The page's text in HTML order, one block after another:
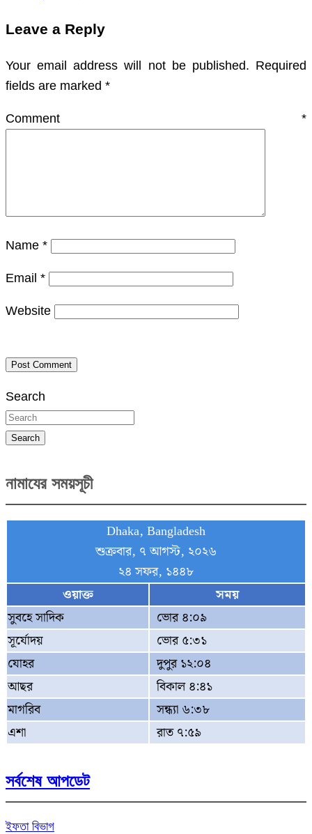
Leave a Reply
Your email address will not be published. Required
fields are marked *
Comment *
Name *
Email *
Website
Search
Search
নামাযের সময়সূচী
Dhaka, Bangladesh
শুক্রবার, ৭ আগস্ট, ২০২৬
২৪ সফর, ১৪৪৮
ওয়াক্ত
সময়
সুবহে সাদিক
ভোর ৪:০৯
সূর্যোদয়
ভোর ৫:৩১
যোহর
দুপুর ১২:০৪
আছর
বিকাল ৪:৪১
মাগরিব
সন্ধ্যা ৬:৩৮
এশা
রাত ৭:৫৯
সর্বশেষ আপডেট
ইফতা বিভাগ